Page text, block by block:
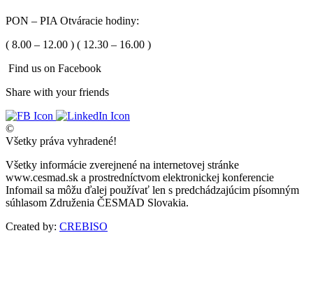
PON – PIA Otváracie hodiny:
( 8.00 – 12.00 ) ( 12.30 – 16.00 )
Find us on Facebook
Share with your friends
©
Všetky práva vyhradené!
Všetky informácie zverejnené na internetovej stránke
www.cesmad.sk a prostredníctvom elektronickej konferencie
Infomail sa môžu ďalej používať len s predchádzajúcim písomným
súhlasom Združenia ČESMAD Slovakia.
Created by: CREBISO